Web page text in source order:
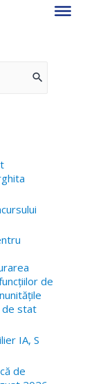
de
de stat
IA, S
de